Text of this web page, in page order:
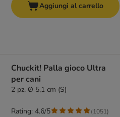
Aggiungi al carrello
Chuckit! Palla gioco Ultra
per cani
2 pz, Ø 5,1 cm (S)
Rating: 4.6/5 (1051)